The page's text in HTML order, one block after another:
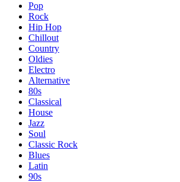
Pop
Rock
Hip Hop
Chillout
Country
Oldies
Electro
Alternative
80s
Classical
House
Jazz
Soul
Classic Rock
Blues
Latin
90s